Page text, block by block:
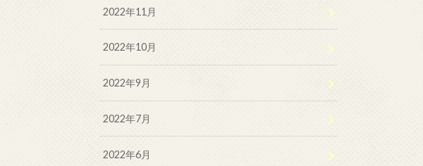
2022年11月
2022年10月
2022年9月
2022年7月
2022年6月